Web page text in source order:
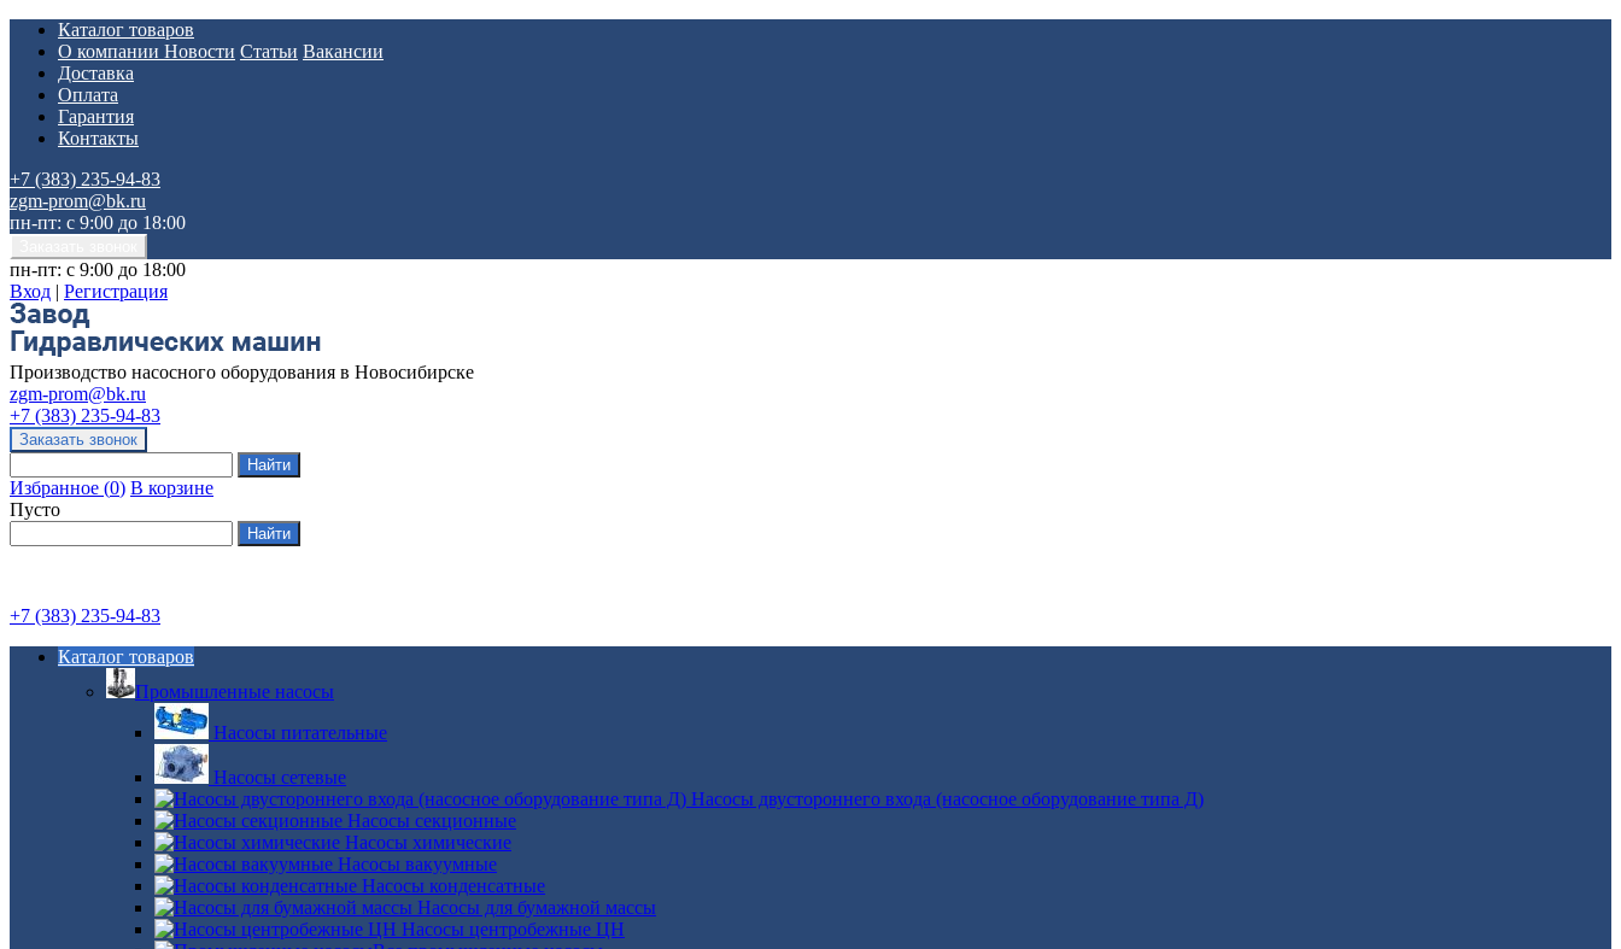
Каталог товаров
О компании Новости Статьи Вакансии
Доставка
Оплата
Гарантия
Контакты
+7 (383) 235-94-83
zgm-prom@bk.ru
пн-пт: с 9:00 до 18:00
пн-пт: с 9:00 до 18:00
Вход | Регистрация
Производство насосного оборудования в Новосибирске
zgm-prom@bk.ru
+7 (383) 235-94-83
Избранное (0) В корзине
Пусто
+7 (383) 235-94-83
Каталог товаров
Промышленные насосы
Насосы питательные
Насосы сетевые
Насосы двустороннего входа (насосное оборудование типа Д)
Насосы секционные
Насосы химические
Насосы вакуумные
Насосы конденсатные
Насосы для бумажной массы
Насосы центробежные ЦН